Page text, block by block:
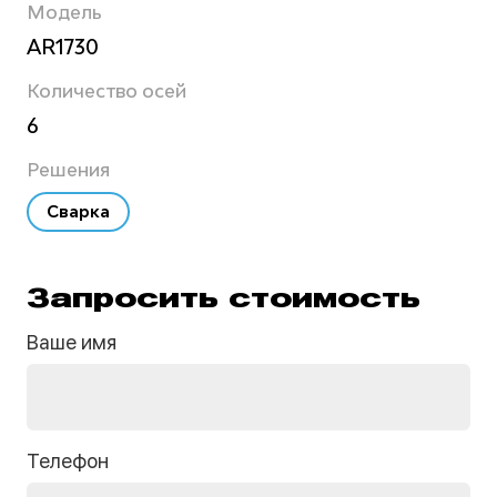
Модель
AR1730
Количество осей
6
Решения
Сварка
Запросить стоимость
Ваше имя
Телефон